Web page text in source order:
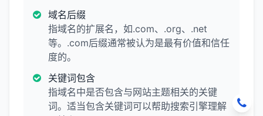
域名后缀
指域名的扩展名，如.com、.org、.net
等。.com后缀通常被认为是最有价值和信任
度的。
关键词包含
指域名中是否包含与网站主题相关的关键
词。适当包含关键词可以帮助搜索引擎理解